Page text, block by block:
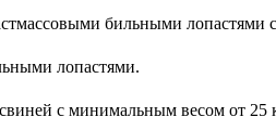
бильными лопастями
лопастями.
с минимальным весом от 25